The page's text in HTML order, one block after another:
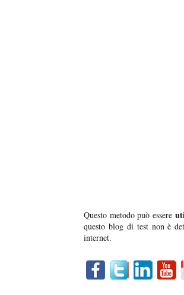
Questo metodo può essere
questo blog di test non è
internet.